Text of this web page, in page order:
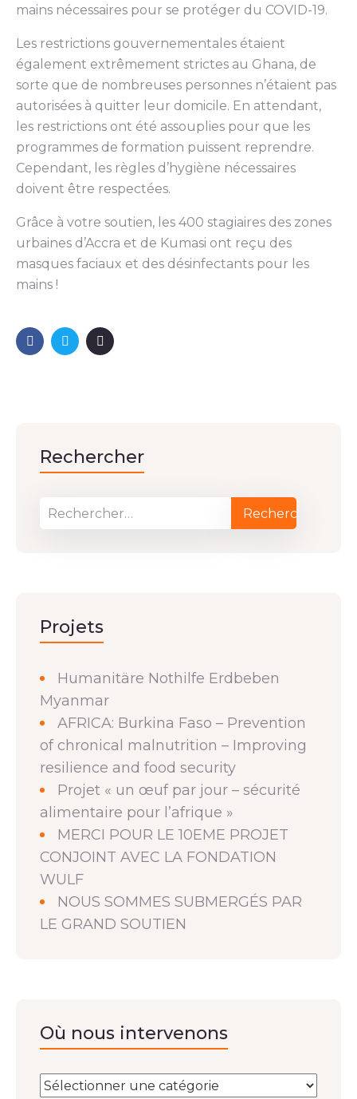
mains nécessaires pour se protéger du COVID-19.
Les restrictions gouvernementales étaient
également extrêmement strictes au Ghana, de
sorte que de nombreuses personnes n’étaient pas
autorisées à quitter leur domicile. En attendant,
les restrictions ont été assouplies pour que les
programmes de formation puissent reprendre.
Cependant, les règles d’hygiène nécessaires
doivent être respectées.
Grâce à votre soutien, les 400 stagiaires des zones
urbaines d’Accra et de Kumasi ont reçu des
masques faciaux et des désinfectants pour les
mains !
Rechercher
Projets
Humanitäre Nothilfe Erdbeben
Myanmar
AFRICA: Burkina Faso – Prevention
of chronical malnutrition – Improving
resilience and food security
Projet « un œuf par jour – sécurité
alimentaire pour l’afrique »
MERCI POUR LE 10EME PROJET
CONJOINT AVEC LA FONDATION
WULF
NOUS SOMMES SUBMERGÉS PAR
LE GRAND SOUTIEN
Où nous intervenons